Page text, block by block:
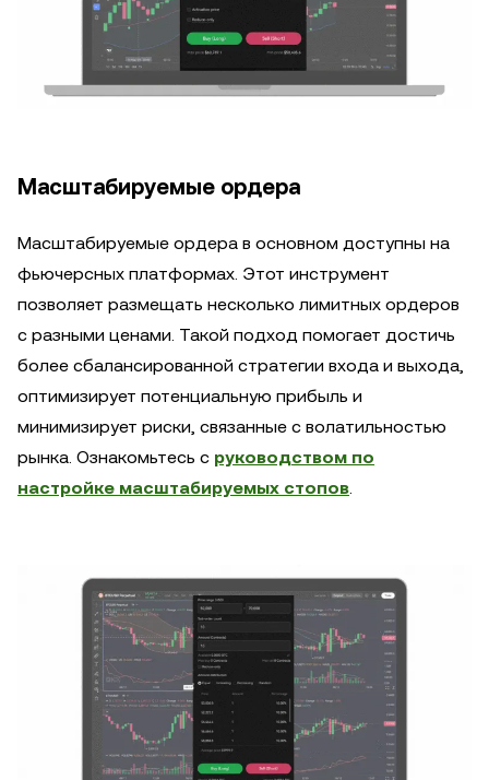
Масштабируемые ордера
Масштабируемые ордера в основном доступны на
фьючерсных платформах. Этот инструмент
позволяет размещать несколько лимитных ордеров
с разными ценами. Такой подход помогает достичь
более сбалансированной стратегии входа и выхода,
оптимизирует потенциальную прибыль и
минимизирует риски, связанные с волатильностью
рынка. Ознакомьтесь с руководством по
настройке масштабируемых стопов.